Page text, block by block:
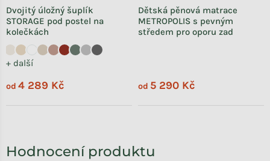
Hodnocení produktu
Dvojitý úložný šuplík
STORAGE pod postel na
kolečkách
+ další
od 4 289 Kč
Dětská pěnová matrace
METROPOLIS s pevným
středem pro oporu zad
od 5 290 Kč